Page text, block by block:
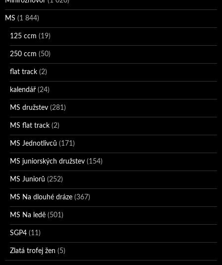
MS (1 844)
125 ccm (19)
250 ccm (50)
flat track (2)
kalendář (24)
MS družstev (281)
MS flat track (2)
MS Jednotlivců (171)
MS juniorských družstev (154)
MS Juniorů (252)
MS Na dlouhé dráze (367)
MS Na ledě (501)
SGP4 (11)
Zlatá trofej žen (5)